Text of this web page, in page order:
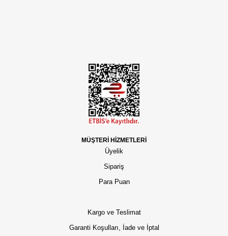
MÜŞTERİ HİZMETLERİ
Üyelik
Sipariş
Para Puan
Kargo ve Teslimat
Garanti Koşulları, İade ve İptal